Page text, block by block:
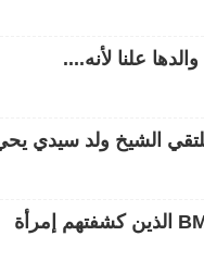
علنا لأنه....
الشيخ ولد سيدي